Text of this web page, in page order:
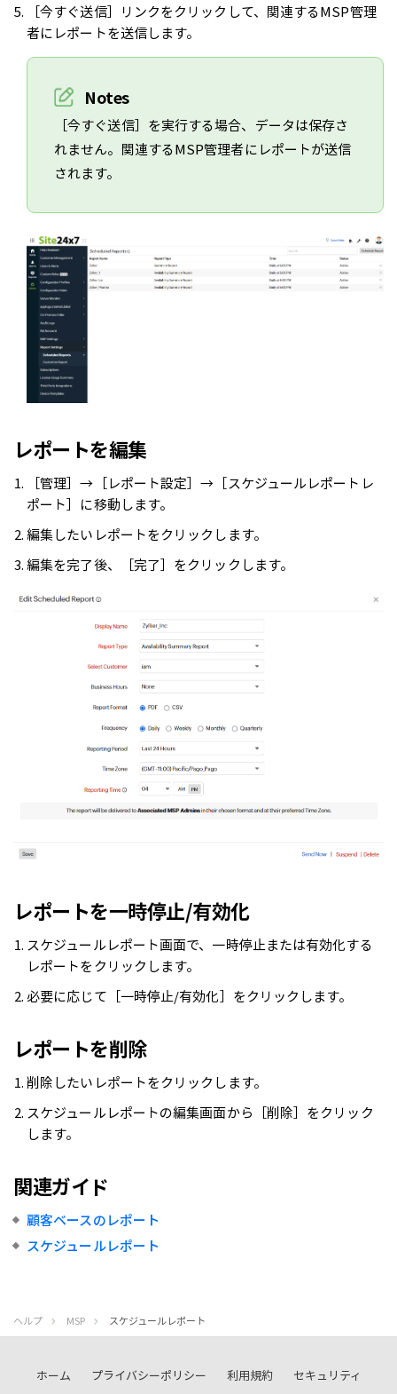
［今すぐ送信］リンクをクリックして、関連するMSP管理
者にレポートを送信します。
Notes
［今すぐ送信］を実行する場合、データは保存さ
れません。関連するMSP管理者にレポートが送信
されます。
レポートを編集
［管理］→［レポート設定］→［スケジュールレポートレ
ポート］に移動します。
編集したいレポートをクリックします。
編集を完了後、［完了］をクリックします。
レポートを一時停止/有効化
スケジュールレポート画面で、一時停止または有効化する
レポートをクリックします。
必要に応じて［一時停止/有効化］をクリックします。
レポートを削除
削除したいレポートをクリックします。
スケジュールレポートの編集画面から［削除］をクリック
します。
関連ガイド
顧客ベースのレポート
スケジュールレポート
ヘルプ MSP スケジュールレポート
ホーム プライバシーポリシー 利用規約 セキュリティ